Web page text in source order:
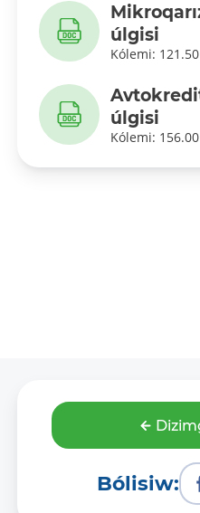
úlgisi
Kólemi:
úlgisi
Kólemi:
Bólisiw: